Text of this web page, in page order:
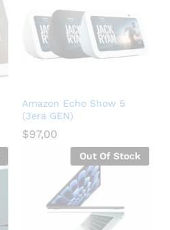
Amazon Echo Show 5
(3era GEN)
$97,00
Out Of Stock